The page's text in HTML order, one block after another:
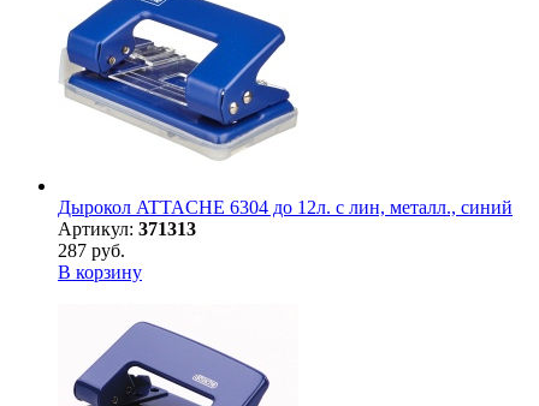
Дырокол ATTACHE 6304 до 12л. с лин, металл., синий
Артикул: 371313
287 руб.
В корзину